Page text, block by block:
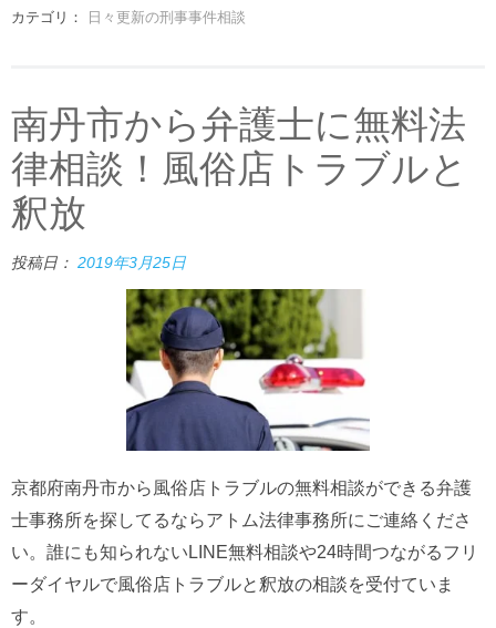
カテゴリ： 日々更新の刑事事件相談
南丹市から弁護士に無料法
律相談！風俗店トラブルと
釈放
投稿日： 2019年3月25日
京都府南丹市から風俗店トラブルの無料相談ができる弁護
士事務所を探してるならアトム法律事務所にご連絡くださ
い。誰にも知られないLINE無料相談や24時間つながるフリ
ーダイヤルで風俗店トラブルと釈放の相談を受付ていま
す。